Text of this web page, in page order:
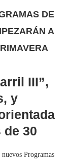
DE
A
III”,
y
de 30
Programas